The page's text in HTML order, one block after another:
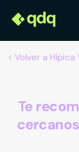
Volver a Hípica
Te